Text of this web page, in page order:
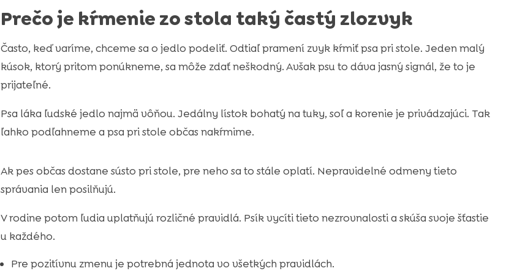
Prečo je kŕmenie zo stola taký častý zlozvyk
Často, keď varíme, chceme sa o jedlo podeliť. Odtiaľ pramení zvyk kŕmiť psa pri stole. Jeden malý
kúsok, ktorý pritom ponúkneme, sa môže zdať neškodný. Avšak psu to dáva jasný signál, že to je
prijateľné.
Psa láka ľudské jedlo najmä vôňou. Jedálny lístok bohatý na tuky, soľ a korenie je privádzajúci. Tak
ľahko podľahneme a psa pri stole občas nakŕmime.
Ak pes občas dostane sústo pri stole, pre neho sa to stále oplatí. Nepravidelné odmeny tieto
správania len posilňujú.
V rodine potom ľudia uplatňujú rozličné pravidlá. Psík vycíti tieto nezrovnalosti a skúša svoje šťastie
u každého.
Pre pozitívnu zmenu je potrebná jednota vo všetkých pravidlách.